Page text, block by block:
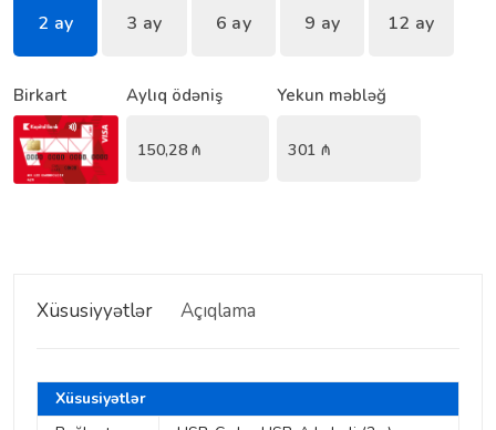
2 ay 3 ay 6 ay 9 ay 12 ay
Birkart Aylıq ödəniş
150,28₼
Yekun məbləğ
301 ₼
Xüsusiyyətlər Açıqlama
Xüsusiyətlər